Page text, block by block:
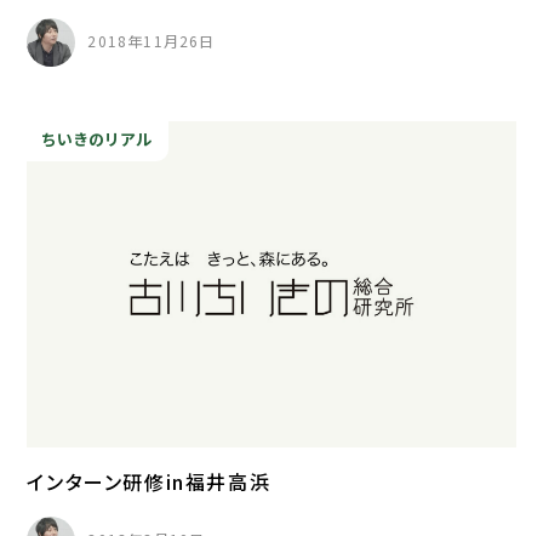
2018年11月26日
ちいきのリアル
インターン研修in福井高浜